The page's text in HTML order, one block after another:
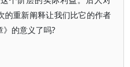
的重新阐释让我们比它的作者
的意义了吗?